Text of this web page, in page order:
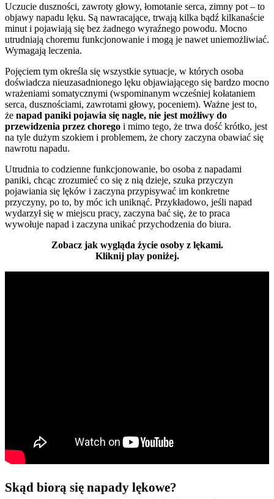
Uczucie duszności, zawroty głowy, łomotanie serca, zimny pot – to
objawy napadu lęku. Są nawracające, trwają kilka bądź kilkanaście
minut i pojawiają się bez żadnego wyraźnego powodu. Mocno
utrudniają choremu funkcjonowanie i mogą je nawet uniemożliwiać.
Wymagają leczenia.
Pojęciem tym określa się wszystkie sytuacje, w których osoba
doświadcza nieuzasadnionego lęku objawiającego się bardzo mocno
wrażeniami somatycznymi (wspominanym wcześniej kołataniem
serca, dusznościami, zawrotami głowy, poceniem). Ważne jest to,
że napad paniki pojawia się nagle, nie jest możliwy do
przewidzenia przez chorego i mimo tego, że trwa dość krótko, jest
na tyle dużym szokiem i problemem, że chory zaczyna obawiać się
nawrotu napadu.
Utrudnia to codzienne funkcjonowanie, bo osoba z napadami
paniki, chcąc zrozumieć co się z nią dzieje, szuka przyczyn
pojawiania się lęków i zaczyna przypisywać im konkretne
przyczyny, po to, by móc ich uniknąć. Przykładowo, jeśli napad
wydarzył się w miejscu pracy, zaczyna bać się, że to praca
wywołuje napad i zaczyna unikać przychodzenia do biura.
Zobacz jak wygląda życie osoby z lękami.
Kliknij play poniżej.
Skąd biorą się napady lękowe?